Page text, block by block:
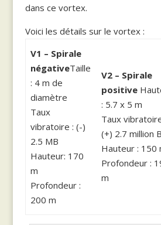
dans ce vortex.
Voici les détails sur le vortex :
V1 – Spirale
négativeTaille
: 4 m de
diamètre
Taux
vibratoire : (-)
2.5 MB
Hauteur: 170
m
Profondeur :
200 m
V2 – Spirale
positive
: 5.7 x 5 m
Taux
(+) 2.7 million B
Hauteur : 150
Profondeur :
m